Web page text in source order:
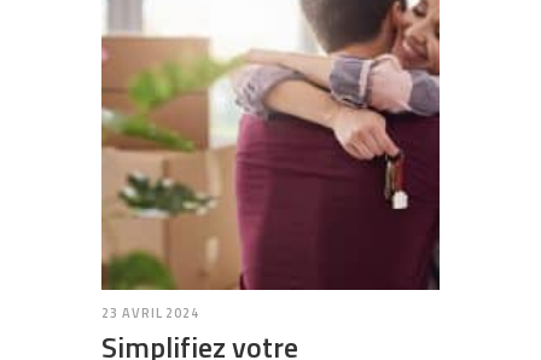
23 AVRIL 2024
Simplifiez votre